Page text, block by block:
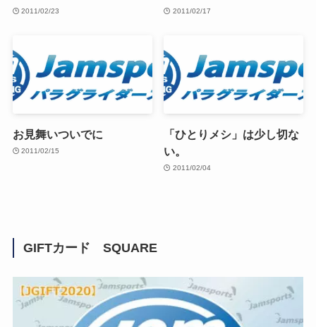
2011/02/23 2011/02/17
お見舞いついでに
2011/02/15
「ひとりメシ」は少し切な
い。
2011/02/04
GIFTカード SQUARE